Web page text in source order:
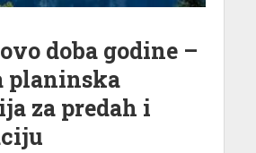
doba godine –
planinska
za predah i